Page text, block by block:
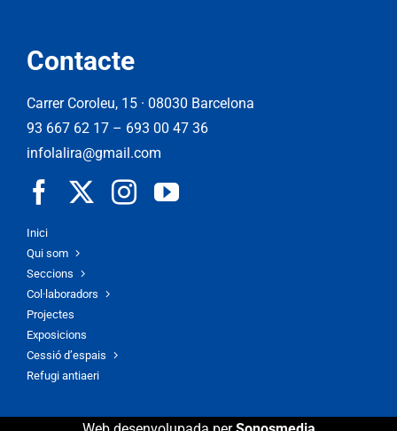
Contacte
Carrer Coroleu, 15 · 08030 Barcelona
93 667 62 17– 693 00 47 36
infolalira@gmail.com
Inici
Qui som
Seccions
Col·laboradors
Projectes
Exposicions
Cessió d’espais
Refugi antiaeri